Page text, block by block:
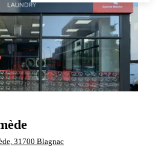
31700 Blagnac